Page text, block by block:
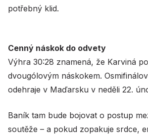
potřebný klid.
Cenný náskok do odvety
Výhra 30:28 znamená, že Karviná
dvougólovým náskokem.
odehraje v Maďarsku v neděli 22.
Baník tam bude bojovat o postup
soutěže – a pokud zopakuje srdce,